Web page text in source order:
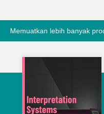
Memuatkan lebih banyak